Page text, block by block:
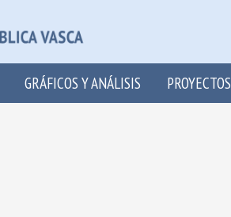
GRÁFICOS Y ANÁLISIS PROYECTOS